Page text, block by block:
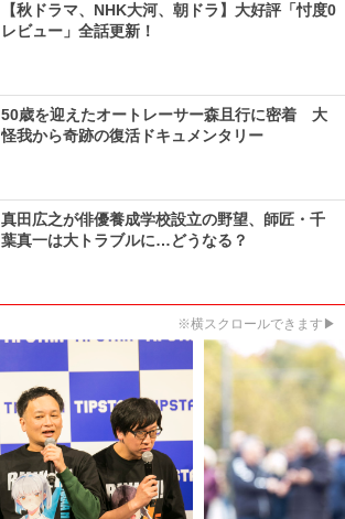
【秋ドラマ、NHK大河、朝ドラ】大好評「忖度0
レビュー」全話更新！
50歳を迎えたオートレーサー森且行に密着 大
怪我から奇跡の復活ドキュメンタリー
真田広之が俳優養成学校設立の野望、師匠・千
葉真一は大トラブルに…どうなる？
※横スクロールできます▶